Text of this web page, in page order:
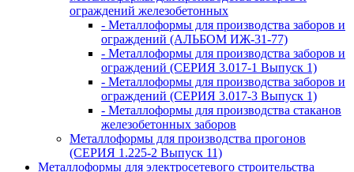
ограждений железобетонных
- Металлоформы для производства заборов и
ограждений (АЛЬБОМ ИЖ-31-77)
- Металлоформы для производства заборов и
ограждений (СЕРИЯ 3.017-1 Выпуск 1)
- Металлоформы для производства заборов и
ограждений (СЕРИЯ 3.017-3 Выпуск 1)
- Металлоформы для производства стаканов
железобетонных заборов
Металлоформы для производства прогонов
(СЕРИЯ 1.225-2 Выпуск 11)
Металлоформы для электросетевого строительства